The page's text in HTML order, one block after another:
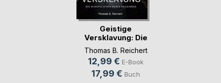
Geistige
Versklavung: Die
Manipula(...)
Thomas B. Reichert
12,99 € E-Book
17,99 € Buch